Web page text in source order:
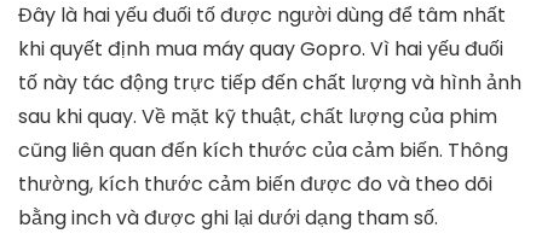
Đây là hai yếu đuối tố được người dùng để tâm nhất
khi quyết định mua máy quay Gopro. Vì hai yếu đuối
tố này tác động trực tiếp đến chất lượng và hình ảnh
sau khi quay. Về mặt kỹ thuật, chất lượng của phim
cũng liên quan đến kích thước của cảm biến. Thông
thường, kích thước cảm biến được đo và theo dõi
bằng inch và được ghi lại dưới dạng tham số.